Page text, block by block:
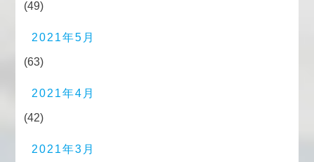
(49)
2021年5月
(63)
2021年4月
(42)
2021年3月